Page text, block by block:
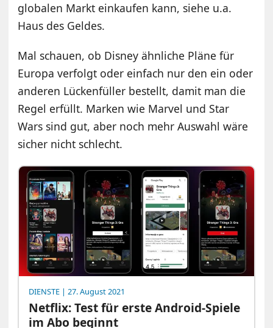
globalen Markt einkaufen kann, siehe u.a.
Haus des Geldes.
Mal schauen, ob Disney ähnliche Pläne für
Europa verfolgt oder einfach nur den ein oder
anderen Lückenfüller bestellt, damit man die
Regel erfüllt. Marken wie Marvel und Star
Wars sind gut, aber noch mehr Auswahl wäre
sicher nicht schlecht.
DIENSTE | 27. August 2021
Netflix: Test für erste Android-Spiele
im Abo beginnt